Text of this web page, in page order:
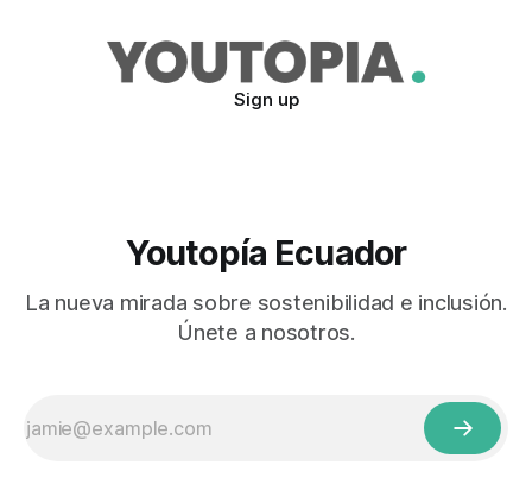
Sign up
Youtopía Ecuador
La nueva mirada sobre sostenibilidad e inclusión.
Únete a nosotros.